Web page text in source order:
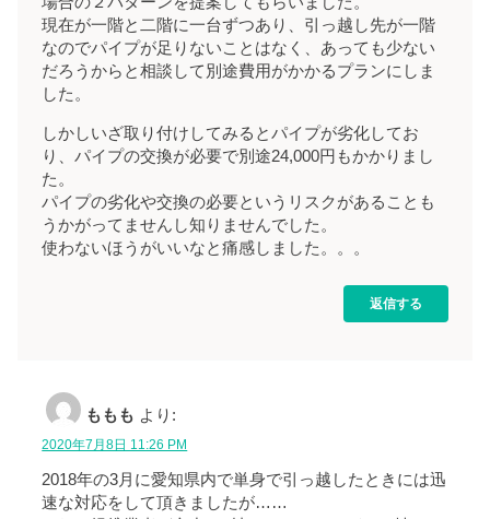
現在が一階と二階に一台ずつあり、引っ越し先が一階
なのでパイプが足りないことはなく、あっても少ない
だろうからと相談して別途費用がかかるプランにしま
した。
しかしいざ取り付けしてみるとパイプが劣化してお
り、パイプの交換が必要で別途24,000円もかかりまし
た。
パイプの劣化や交換の必要というリスクがあることも
うかがってませんし知りませんでした。
使わないほうがいいなと痛感しました。。。
返信する
ももも より:
2020年7月8日 11:26 PM
2018年の3月に愛知県内で単身で引っ越したときには迅
速な対応をして頂きましたが……